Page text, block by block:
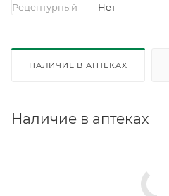
Рецептурный — Нет
НАЛИЧИЕ В АПТЕКАХ
Наличие в аптеках